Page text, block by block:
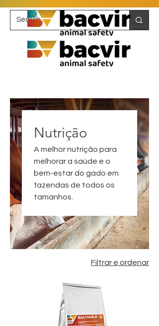
Nutrição
A melhor nutrição para
melhorar a saúde e o
bem-estar do gado em
fazendas de todos os
tamanhos.
Filtrar e ordenar